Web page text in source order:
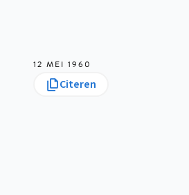
12 MEI 1960
Citeren